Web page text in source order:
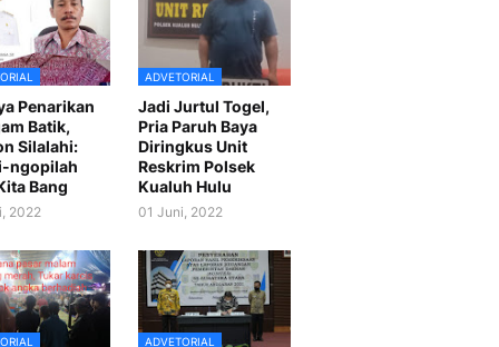
Penarikan
Batik,
Silalahi:
ngopilah
Bang
2022
ADVETORIAL
Jadi Jurtul Togel,
Pria Paruh Baya
Diringkus Unit
Reskrim Polsek
Kualuh Hulu
01 Juni, 2022
ADVETORIAL